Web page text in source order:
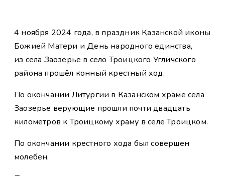
4 ноября 2024 года, в праздник Казанской иконы
Божией Матери и День народного единства,
из села Заозерье в село Троицкого Угличского
района прошёл конный крестный ход.
По окончании Литургии в Казанском храме села
Заозерье верующие прошли почти двадцать
километров к Троицкому храму в селе Троицком.
По окончании крестного хода был совершен
молебен.